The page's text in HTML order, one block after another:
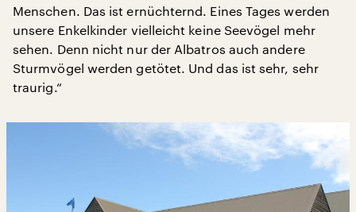
Menschen. Das ist ernüchternd. Eines Tages werden
unsere Enkelkinder vielleicht keine Seevögel mehr
sehen. Denn nicht nur der Albatros auch andere
Sturmvögel werden getötet. Und das ist sehr, sehr
traurig.“